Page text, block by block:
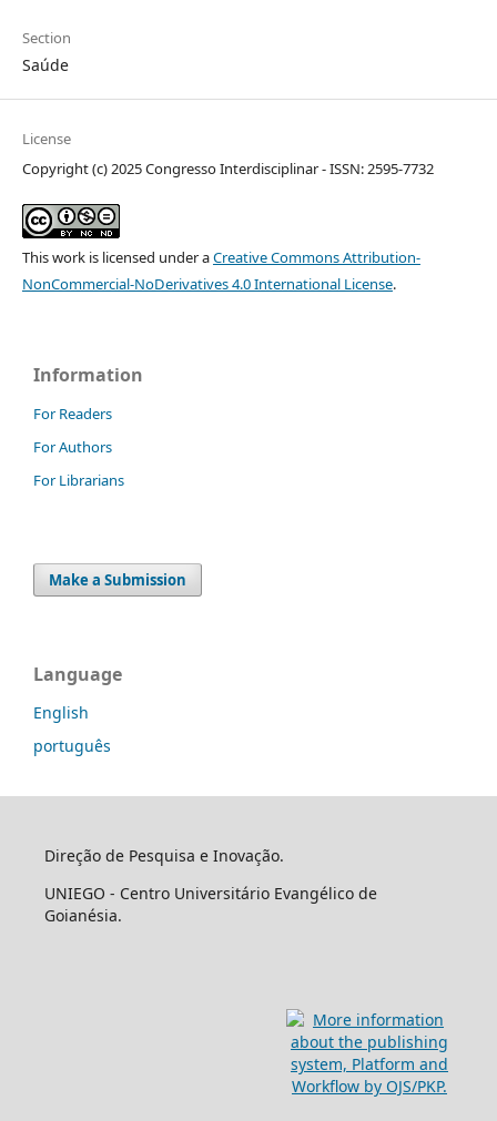
Section
Saúde
License
Copyright (c) 2025 Congresso Interdisciplinar - ISSN: 2595-7732
This work is licensed under aCreative Commons Attribution-
NonCommercial-NoDerivatives 4.0 International License.
Information
For Readers
For Authors
For Librarians
Make a Submission
Language
English
português
Direção de Pesquisa e Inovação.
UNIEGO - Centro Universitário Evangélico de
Goianésia.